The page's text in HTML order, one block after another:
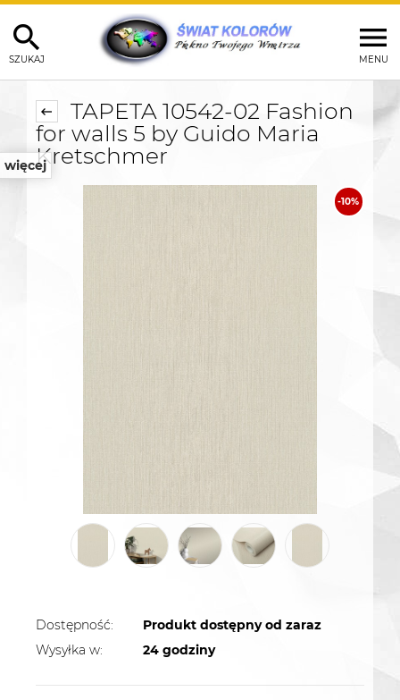
MENU
SZUKAJ
więcej
TAPETA 10542-02 Fashion
for walls 5 by Guido Maria
Kretschmer
Dostępność:
Produkt dostępny od zaraz
Wysyłka w:
24 godziny